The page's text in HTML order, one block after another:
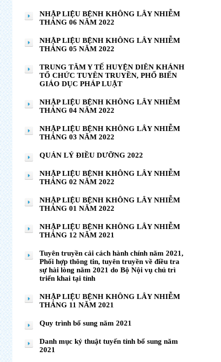
NHẬP LIỆU BỆNH KHÔNG LÂY NHIỄM
THÁNG 06 NĂM 2022
NHẬP LIỆU BỆNH KHÔNG LÂY NHIỄM
THÁNG 05 NĂM 2022
TRUNG TÂM Y TẾ HUYỆN DIÊN KHÁNH
TỔ CHỨC TUYÊN TRUYỀN, PHỔ BIẾN
GIÁO DỤC PHÁP LUẬT
NHẬP LIỆU BỆNH KHÔNG LÂY NHIỄM
THÁNG 04 NĂM 2022
NHẬP LIỆU BỆNH KHÔNG LÂY NHIỄM
THÁNG 03 NĂM 2022
QUẢN LÝ ĐIỀU DƯỠNG 2022
NHẬP LIỆU BỆNH KHÔNG LÂY NHIỄM
THÁNG 02 NĂM 2022
NHẬP LIỆU BỆNH KHÔNG LÂY NHIỄM
THÁNG 01 NĂM 2022
NHẬP LIỆU BỆNH KHÔNG LÂY NHIỄM
THÁNG 12 NĂM 2021
Tuyên truyền cải cách hành chính năm 2021,
Phối hợp thông tin, tuyên truyền về điều tra
sự hài lòng năm 2021 do Bộ Nội vụ chủ trì
triển khai tại tỉnh
NHẬP LIỆU BỆNH KHÔNG LÂY NHIỄM
THÁNG 11 NĂM 2021
Quy trình bổ sung năm 2021
Danh mục kỷ thuật tuyến tỉnh bổ sung năm
2021